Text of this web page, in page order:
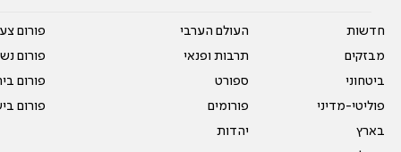
חדשות
מבזקים
ביטחוני
פוליטי-מדיני
בארץ
העולם הערבי
תרבות ופנאי
ספורט
פורומים
יהדות
פורום
פורום
פורום
פורום